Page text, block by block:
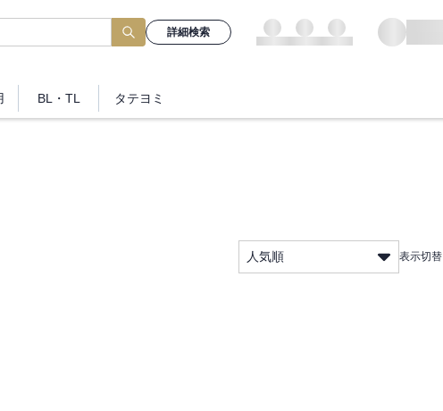
詳細検索
BL・TL タテヨミ
人気順 表示切替